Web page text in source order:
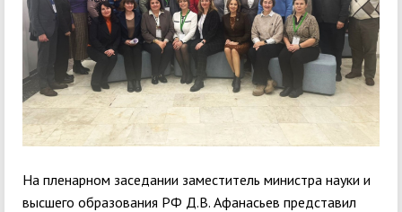
На пленарном заседании заместитель министра науки и
высшего образования РФ Д.В. Афанасьев представил